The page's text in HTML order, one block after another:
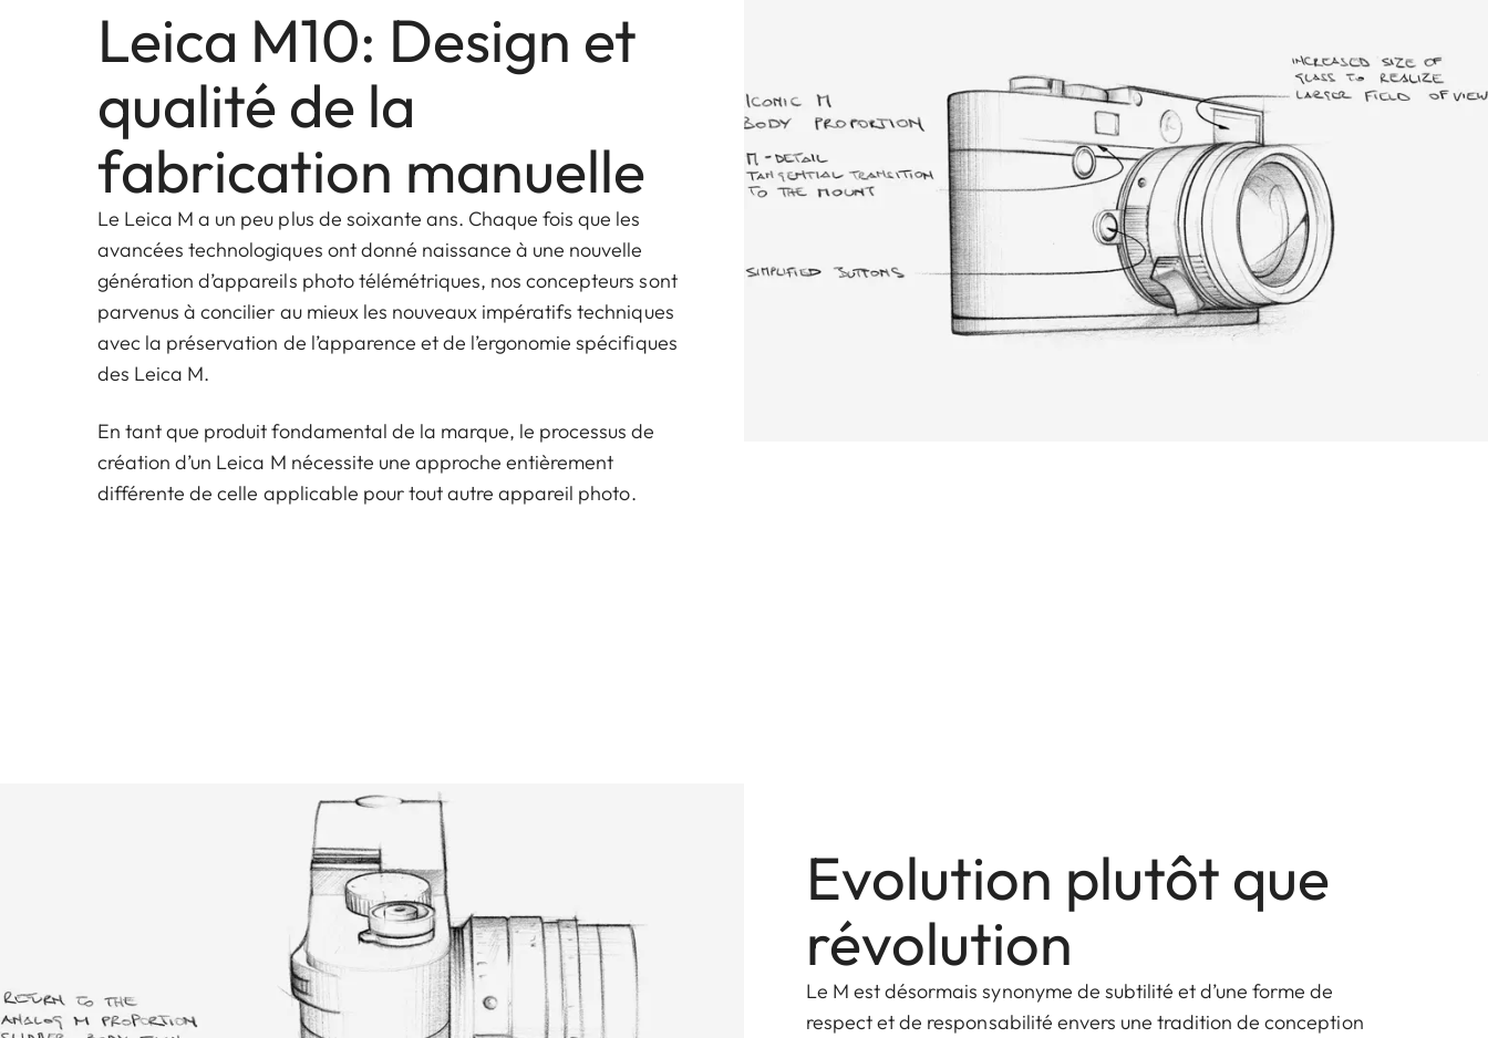
Leica M10: Design et
qualité de la
fabrication manuelle
Le Leica M a un peu plus de soixante ans. Chaque fois que les
avancées technologiques ont donné naissance à une nouvelle
génération d’appareils photo télémétriques, nos concepteurs sont
parvenus à concilier au mieux les nouveaux impératifs techniques
avec la préservation de l’apparence et de l’ergonomie spécifiques
des Leica M.
En tant que produit fondamental de la marque, le processus de
création d’un Leica M nécessite une approche entièrement
différente de celle applicable pour tout autre appareil photo.
Evolution plutôt que
révolution
Le M est désormais synonyme de subtilité et d’une forme de
respect et de responsabilité envers une tradition de conception